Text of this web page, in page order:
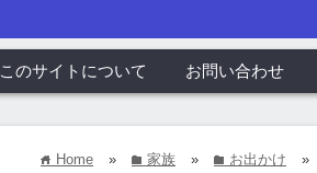
このサイトについて お問い合わせ
home Home » folder 家族 » folder お出かけ »